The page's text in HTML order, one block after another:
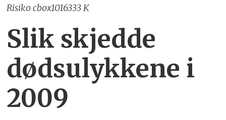
Risiko cbox1016333 K
Slik skjedde
dødsulykkene i
2009